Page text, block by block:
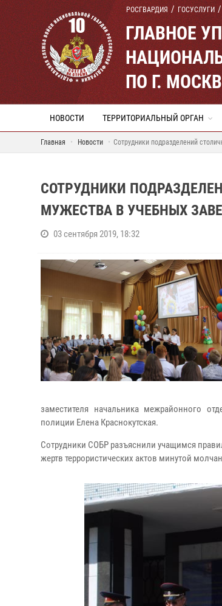
РОСГВАРДИЯ ГОСУСЛУГИ
ГЛАВНОЕ
ПО Г.
НОВОСТИ ТЕРРИТОРИАЛЬНЫЙ ОРГАН
Главная Новости Сотрудники подразделений
СОТРУДНИКИ
МУЖЕСТВА В УЧЕБНЫХ
03 сентября 2019, 18:32
заместителя начальника межрайонного
полиции Елена Краснокутская.
Сотрудники СОБР разъяснили учащимся
жертв террористических актов минутой